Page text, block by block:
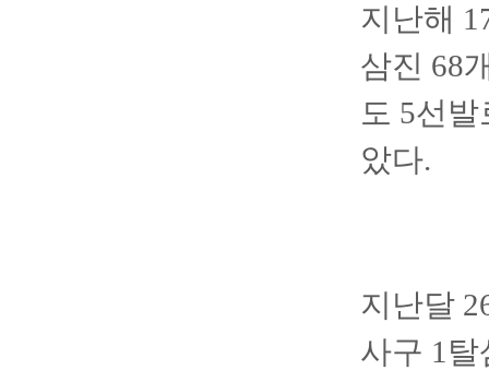
지난해
삼진 68
도 5선
았다.
지난달
사구 1